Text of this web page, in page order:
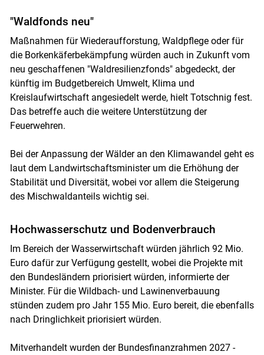
"Waldfonds neu"
Maßnahmen für Wiederaufforstung, Waldpflege oder für
die Borkenkäferbekämpfung würden auch in Zukunft vom
neu geschaffenen "Waldresilienzfonds" abgedeckt, der
künftig im Budgetbereich Umwelt, Klima und
Kreislaufwirtschaft angesiedelt werde, hielt Totschnig fest.
Das betreffe auch die weitere Unterstützung der
Feuerwehren.
Bei der Anpassung der Wälder an den Klimawandel geht es
laut dem Landwirtschaftsminister um die Erhöhung der
Stabilität und Diversität, wobei vor allem die Steigerung
des Mischwaldanteils wichtig sei.
Hochwasserschutz und Bodenverbrauch
Im Bereich der Wasserwirtschaft würden jährlich 92 Mio.
Euro dafür zur Verfügung gestellt, wobei die Projekte mit
den Bundesländern priorisiert würden, informierte der
Minister. Für die Wildbach- und Lawinenverbauung
stünden zudem pro Jahr 155 Mio. Euro bereit, die ebenfalls
nach Dringlichkeit priorisiert würden.
Mitverhandelt wurden der Bundesfinanzrahmen 2027 -